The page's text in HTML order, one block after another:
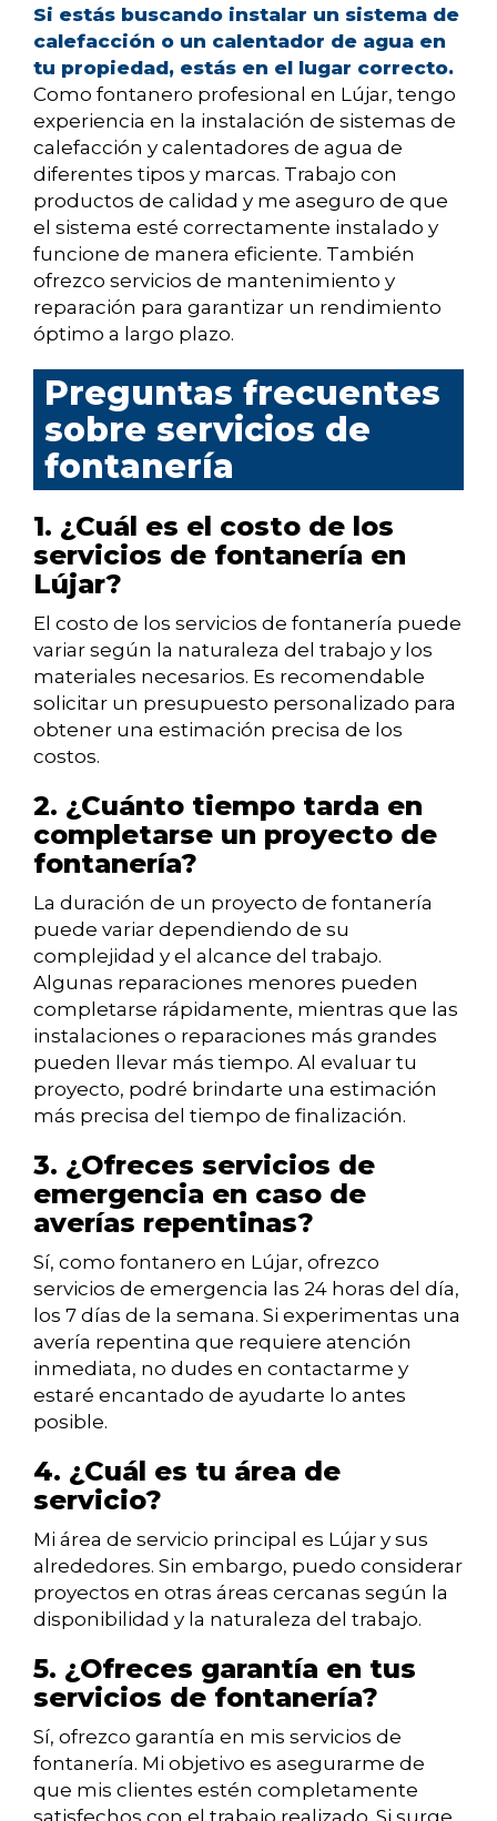
Si estás buscando instalar un sistema de
calefacción o un calentador de agua en
tu propiedad, estás en el lugar correcto.
Como fontanero profesional en Lújar, tengo
experiencia en la instalación de sistemas de
calefacción y calentadores de agua de
diferentes tipos y marcas. Trabajo con
productos de calidad y me aseguro de que
el sistema esté correctamente instalado y
funcione de manera eficiente. También
ofrezco servicios de mantenimiento y
reparación para garantizar un rendimiento
óptimo a largo plazo.
Preguntas frecuentes
sobre servicios de
fontanería
1. ¿Cuál es el costo de los
servicios de fontanería en
Lújar?
El costo de los servicios de fontanería puede
variar según la naturaleza del trabajo y los
materiales necesarios. Es recomendable
solicitar un presupuesto personalizado para
obtener una estimación precisa de los
costos.
2. ¿Cuánto tiempo tarda en
completarse un proyecto de
fontanería?
La duración de un proyecto de fontanería
puede variar dependiendo de su
complejidad y el alcance del trabajo.
Algunas reparaciones menores pueden
completarse rápidamente, mientras que las
instalaciones o reparaciones más grandes
pueden llevar más tiempo. Al evaluar tu
proyecto, podré brindarte una estimación
más precisa del tiempo de finalización.
3. ¿Ofreces servicios de
emergencia en caso de
averías repentinas?
Sí, como fontanero en Lújar, ofrezco
servicios de emergencia las 24 horas del día,
los 7 días de la semana. Si experimentas una
avería repentina que requiere atención
inmediata, no dudes en contactarme y
estaré encantado de ayudarte lo antes
posible.
4. ¿Cuál es tu área de
servicio?
Mi área de servicio principal es Lújar y sus
alrededores. Sin embargo, puedo considerar
proyectos en otras áreas cercanas según la
disponibilidad y la naturaleza del trabajo.
5. ¿Ofreces garantía en tus
servicios de fontanería?
Sí, ofrezco garantía en mis servicios de
fontanería. Mi objetivo es asegurarme de
que mis clientes estén completamente